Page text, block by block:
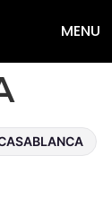
MENU